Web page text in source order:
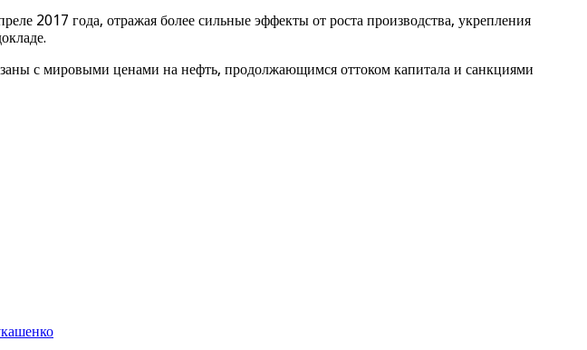
2017 года, отражая более сильные эффекты от роста производства, укрепления
с мировыми ценами на нефть, продолжающимся оттоком капитала и санкциями